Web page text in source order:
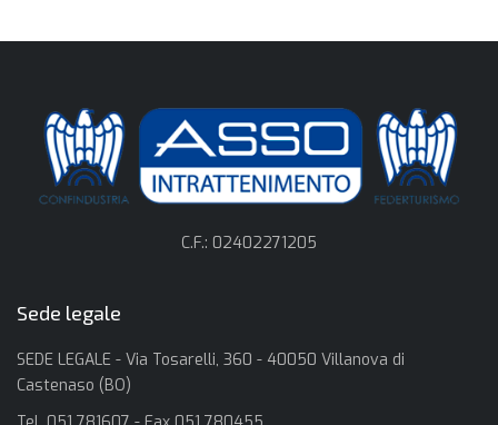
C.F.: 02402271205
Sede legale
SEDE LEGALE - Via Tosarelli, 360 - 40050 Villanova di
Castenaso (BO)